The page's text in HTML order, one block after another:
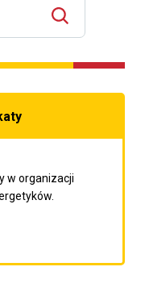
w organizacji
do następnego